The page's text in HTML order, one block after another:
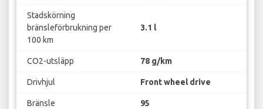
Stadskörning
bränsleförbrukning per
100 km
3.1 l
CO2-utsläpp 78 g/km
Drivhjul Front wheel drive
Bränsle 95